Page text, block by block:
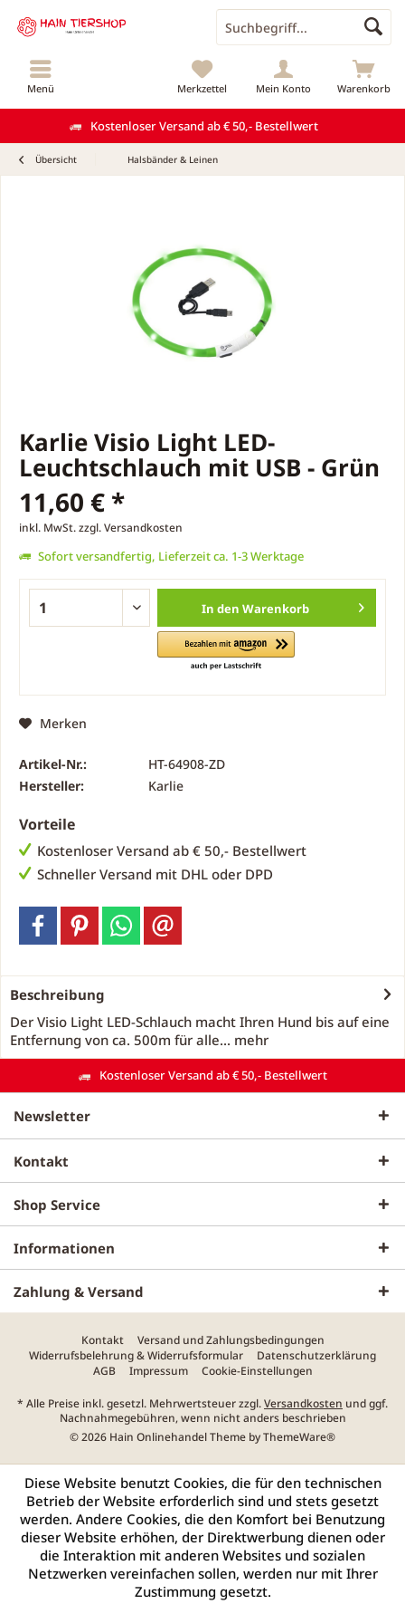
Kostenloser Versand ab € 50,- Bestellwert
Menü Warenkorb
Merkzettel Mein Konto
Übersicht Halsbänder & Leinen
Karlie Visio Light LED-
Leuchtschlauch mit USB - Grün
11,60 € *
inkl. MwSt.zzgl. Versandkosten
Sofort versandfertig, Lieferzeit ca. 1-3 Werktage
In den Warenkorb
Merken
Artikel-Nr.:
HT-64908-ZD
Hersteller:
Karlie
Vorteile
Kostenloser Versand ab € 50,- Bestellwert
Schneller Versand mit DHL oder DPD
Beschreibung
Der Visio Light LED-Schlauch macht Ihren Hund bis auf eine
Entfernung von ca. 500m für alle... mehr
Kostenloser Versand ab € 50,- Bestellwert
Newsletter
Kontakt
Shop Service
Informationen
Zahlung & Versand
Kontakt
Versand und Zahlungsbedingungen
Widerrufsbelehrung & Widerrufsformular
Datenschutzerklärung
AGB
Impressum Cookie-Einstellungen
* Alle Preise inkl. gesetzl. Mehrwertsteuer zzgl.Versandkosten und ggf.
Nachnahmegebühren, wenn nicht anders beschrieben
© 2026 Hain Onlinehandel Theme byThemeWare®
Diese Website benutzt Cookies, die für den technischen
Betrieb der Website erforderlich sind und stets gesetzt
werden. Andere Cookies, die den Komfort bei Benutzung
dieser Website erhöhen, der Direktwerbung dienen oder
die Interaktion mit anderen Websites und sozialen
Netzwerken vereinfachen sollen, werden nur mit Ihrer
Zustimmung gesetzt.